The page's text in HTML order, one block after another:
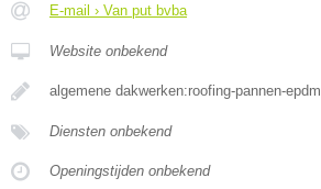
E-mail › Van put bvba
Website onbekend
algemene dakwerken:roofing-pannen-epdm
Diensten onbekend
Openingstijden onbekend